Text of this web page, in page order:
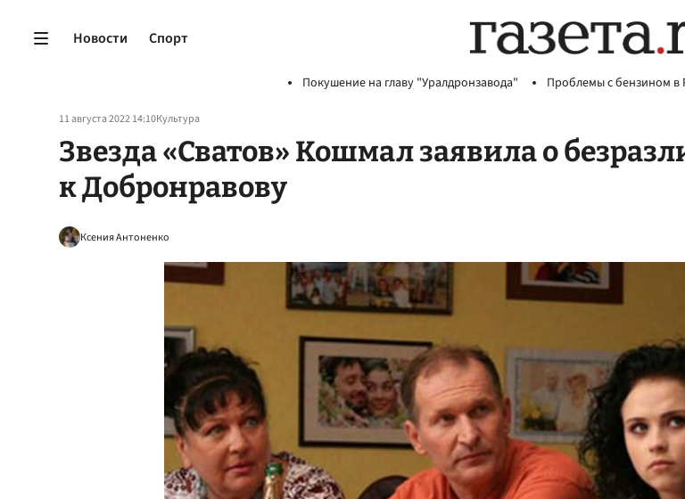
Новости Спорт
Покушение на главу "Уралдронзавода" Проблемы с бензином в
11 августа 2022 14:10Культура
Звезда «Сватов» Кошмал заявила о
к Добронравову
Ксения Антоненко